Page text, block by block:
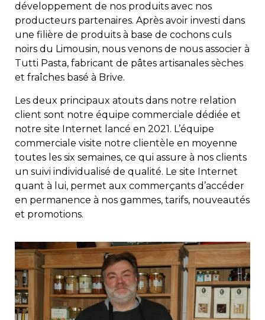
développement de nos produits avec nos
producteurs partenaires. Après avoir investi dans
une filière de produits à base de cochons culs
noirs du Limousin, nous venons de nous associer à
Tutti Pasta, fabricant de pâtes artisanales sèches
et fraîches basé à Brive.
Les deux principaux atouts dans notre relation
client sont notre équipe commerciale dédiée et
notre site Internet lancé en 2021. L’équipe
commerciale visite notre clientèle en moyenne
toutes les six semaines, ce qui assure à nos clients
un suivi individualisé de qualité. Le site Internet
quant à lui, permet aux commerçants d’accéder
en permanence à nos gammes, tarifs, nouveautés
et promotions.